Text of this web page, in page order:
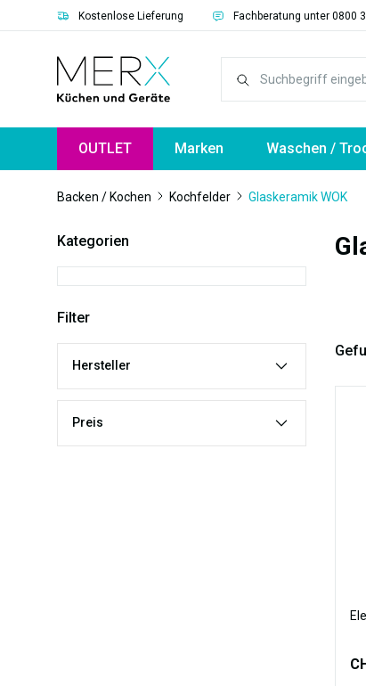
Zur Hauptnavigation springen
Kostenlose Lieferung Fachberatung unter 0800
OUTLET Marken Waschen /
Backen / Kochen Kochfelder Glaskeramik WOK
Kategorien
Filter
Hersteller
Preis